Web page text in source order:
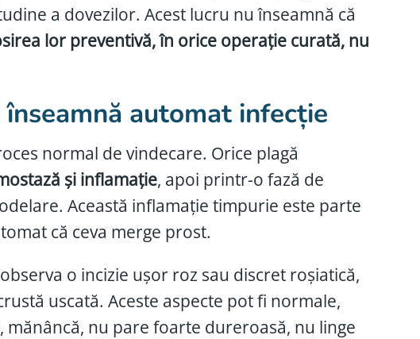
a dovezilor. Acest lucru nu înseamnă că
lor preventivă, în orice operație curată, nu
automat infecție
normal de vindecare. Orice plagă
și inflamație, apoi printr-o fază de
Această inflamație timpurie este parte
că ceva merge prost.
o incizie ușor roz sau discret roșiatică,
uscată. Aceste aspecte pot fi normale,
mănâncă, nu pare foarte dureroasă, nu linge